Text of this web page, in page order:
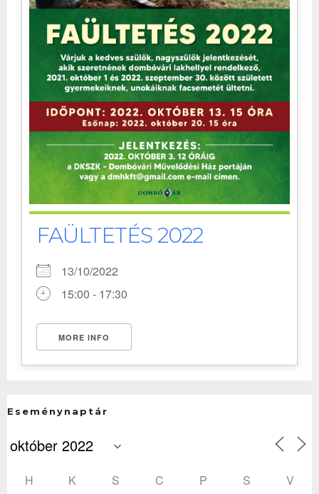
FAÜLTETÉS 2022
13/10/2022
15:00 - 17:30
MORE INFO
Eseménynaptár
H K S C P S V